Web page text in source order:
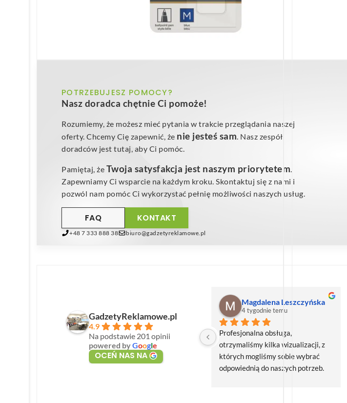
POTRZEBUJESZ POMOCY?
Nasz doradca chętnie Ci pomoże!
Rozumiemy, że możesz mieć pytania w trakcie przeglądania naszej
oferty. Chcemy Cię zapewnić, że nie jesteś sam. Nasz zespół
doradców jest tutaj, aby Ci pomóc.
Pamiętaj, że Twoja satysfakcja jest naszym priorytetem.
Zapewniamy Ci wsparcie na każdym kroku. Skontaktuj się z nami i
pozwól nam pomóc Ci wykorzystać pełnię możliwości naszych usług.
KONTAKT
FAQ
+48 7 333 888 38 biuro@gadzetyreklamowe.pl
GadzetyReklamowe.pl
4.9
Na podstawie 201 opinii
powered byGoogle
OCEŃ NAS NA
Magdalena Leszczyńska
4 tygodnie temu
Profesjonalna obsługa,
otrzymaliśmy kilka wizualizacji, z
których mogliśmy sobie wybrać
odpowiednią do naszych potrzeb.